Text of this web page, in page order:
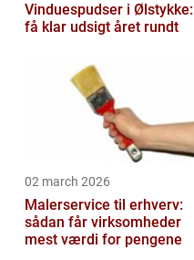
Vinduespudser i Ølstykke:
få klar udsigt året rundt
02 march 2026
Malerservice til erhverv:
sådan får virksomheder
mest værdi for pengene